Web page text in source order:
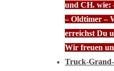
und CH. wie:
– Oldtimer –
erreichst Du
Wir freuen
Truck-